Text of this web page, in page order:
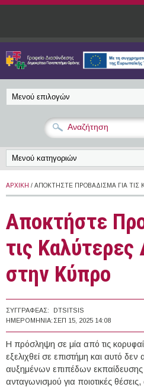
Παράκαμψη προς το κυρίως
ΑΡΧΙΚΉ / ΑΠΟΚΤΉΣΤΕ ΠΡΟΒΆΔΙΣΜΑ ΓΙΑ
Αποκτήστε
τις Καλύτερες
στην Κύπρο
ΣΥΓΓΡΑΦΈΑΣ:
DTSITSIS
ΗΜΕΡΟΜΗΝΊΑ: ΣΕΠ 15, 2025 14:08
Η πρόσληψη σε μία από τις
εξελιχθεί σε επιστήμη και αυτό
αυξημένων επιπέδων εκπαίδευσης
ανταγωνισμού για ποιοτικές